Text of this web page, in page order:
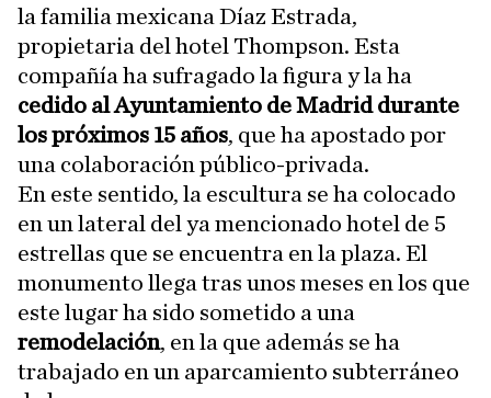
la familia mexicana Díaz Estrada,
propietaria del hotel Thompson. Esta
compañía ha sufragado la figura y la ha
cedido al Ayuntamiento de Madrid durante
los próximos 15 años, que ha apostado por
una colaboración público-privada.
En este sentido, la escultura se ha colocado
en un lateral del ya mencionado hotel de 5
estrellas que se encuentra en la plaza. El
monumento llega tras unos meses en los que
este lugar ha sido sometido a una
remodelación, en la que además se ha
trabajado en un aparcamiento subterráneo